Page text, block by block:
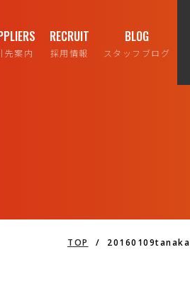
先案内
RECRUIT
採用情報
BLOG
スタッフブログ
TOP / 20160109tanaka